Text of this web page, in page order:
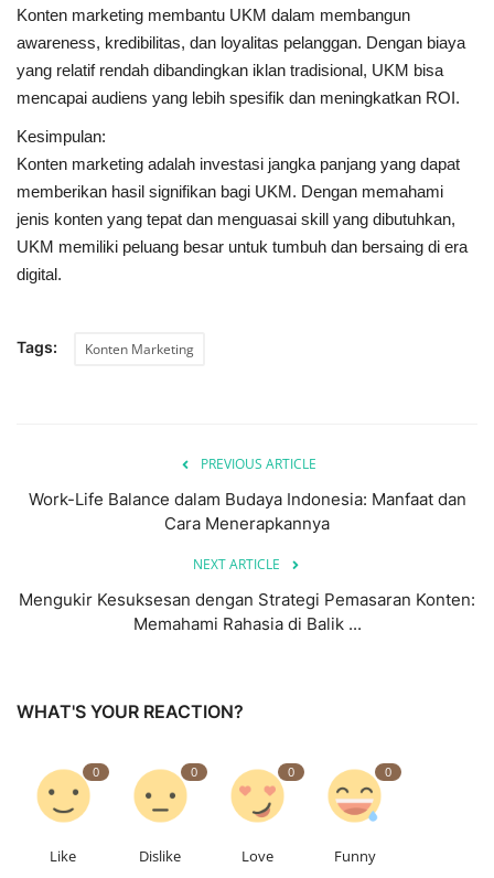
Konten marketing membantu UKM dalam membangun
awareness, kredibilitas, dan loyalitas pelanggan. Dengan biaya
yang relatif rendah dibandingkan iklan tradisional, UKM bisa
mencapai audiens yang lebih spesifik dan meningkatkan ROI.
Kesimpulan:
Konten marketing adalah investasi jangka panjang yang dapat
memberikan hasil signifikan bagi UKM. Dengan memahami
jenis konten yang tepat dan menguasai skill yang dibutuhkan,
UKM memiliki peluang besar untuk tumbuh dan bersaing di era
digital.
Tags: Konten Marketing
PREVIOUS ARTICLE
Work-Life Balance dalam Budaya Indonesia: Manfaat dan
Cara Menerapkannya
NEXT ARTICLE
Mengukir Kesuksesan dengan Strategi Pemasaran Konten:
Memahami Rahasia di Balik ...
WHAT'S YOUR REACTION?
0
Like
0
Dislike
0
Love
0
Funny